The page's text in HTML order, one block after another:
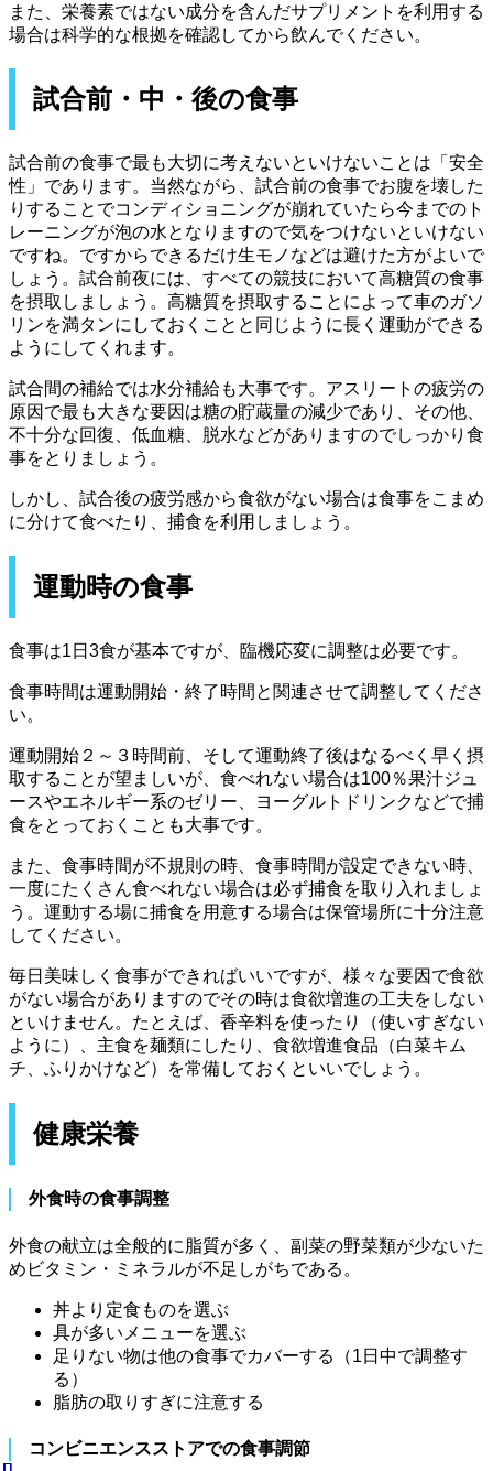
また、栄養素ではない成分を含んだサプリメントを利用する
場合は科学的な根拠を確認してから飲んでください。
試合前・中・後の食事
試合前の食事で最も大切に考えないといけないことは「安全
性」であります。当然ながら、試合前の食事でお腹を壊した
りすることでコンディショニングが崩れていたら今までのト
レーニングが泡の水となりますので気をつけないといけない
ですね。ですからできるだけ生モノなどは避けた方がよいで
しょう。試合前夜には、すべての競技において高糖質の食事
を摂取しましょう。高糖質を摂取することによって車のガソ
リンを満タンにしておくことと同じように長く運動ができる
ようにしてくれます。
試合間の補給では水分補給も大事です。アスリートの疲労の
原因で最も大きな要因は糖の貯蔵量の減少であり、その他、
不十分な回復、低血糖、脱水などがありますのでしっかり食
事をとりましょう。
しかし、試合後の疲労感から食欲がない場合は食事をこまめ
に分けて食べたり、捕食を利用しましょう。
運動時の食事
食事は1日3食が基本ですが、臨機応変に調整は必要です。
食事時間は運動開始・終了時間と関連させて調整してくださ
い。
運動開始２～３時間前、そして運動終了後はなるべく早く摂
取することが望ましいが、食べれない場合は100％果汁ジュ
ースやエネルギー系のゼリー、ヨーグルトドリンクなどで捕
食をとっておくことも大事です。
また、食事時間が不規則の時、食事時間が設定できない時、
一度にたくさん食べれない場合は必ず捕食を取り入れましょ
う。運動する場に捕食を用意する場合は保管場所に十分注意
してください。
毎日美味しく食事ができればいいですが、様々な要因で食欲
がない場合がありますのでその時は食欲増進の工夫をしない
といけません。たとえば、香辛料を使ったり（使いすぎない
ように）、主食を麺類にしたり、食欲増進食品（白菜キム
チ、ふりかけなど）を常備しておくといいでしょう。
健康栄養
外食時の食事調整
外食の献立は全般的に脂質が多く、副菜の野菜類が少ないた
めビタミン・ミネラルが不足しがちである。
丼より定食ものを選ぶ
具が多いメニューを選ぶ
足りない物は他の食事でカバーする（1日中で調整す
る）
脂肪の取りすぎに注意する
コンビニエンスストアでの食事調節